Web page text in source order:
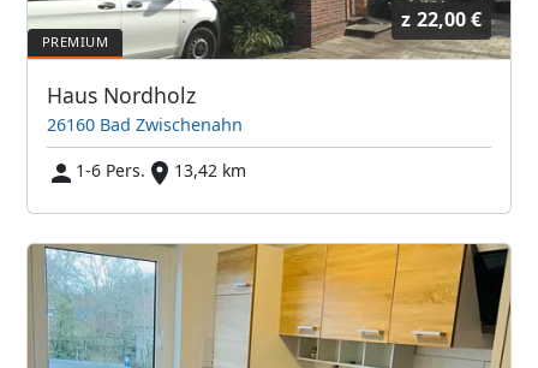
z 22,00 €
Haus Nordholz
26160 Bad Zwischenahn
1-6 Pers.
13,42 km